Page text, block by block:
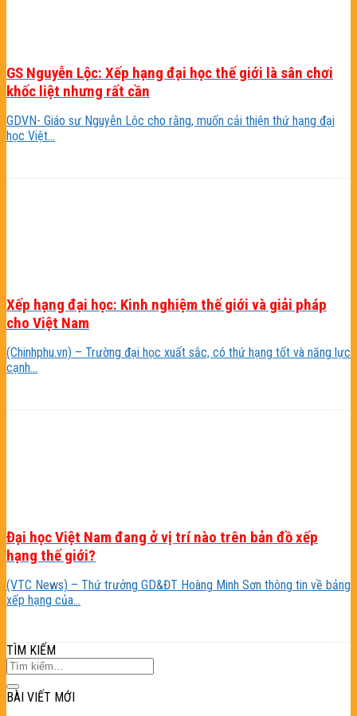
GS Nguyễn Lộc: Xếp hạng đại học thế giới là sân chơi
khốc liệt nhưng rất cần
GDVN- Giáo sư Nguyễn Lộc cho rằng, muốn cải thiện thứ hạng đại
học Việt...
Xếp hạng đại học: Kinh nghiệm thế giới và giải pháp
cho Việt Nam
(Chinhphu.vn) – Trường đại học xuất sắc, có thứ hạng tốt và năng lực
cạnh...
Đại học Việt Nam đang ở vị trí nào trên bản đồ xếp
hạng thế giới?
(VTC News) – Thứ trưởng GD&ĐT Hoàng Minh Sơn thông tin về bảng
xếp hạng của...
TÌM KIẾM
BÀI VIẾT MỚI